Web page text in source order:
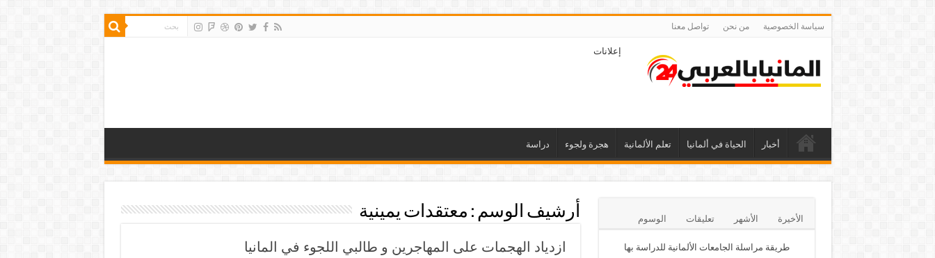
سياسة الخصوصية من نحن تواصل معنا
إعلانات
أخبار الحياة في ألمانيا تعلم الألمانية هجرة ولجوء دراسة
أرشيف الوسم : معتقدات يمينية
ازدياد الهجمات على المهاجرين و طالبي اللجوء في المانيا
الأخيرة الأشهر تعليقات الوسوم
طريقة مراسلة الجامعات الألمانية للدراسة بها